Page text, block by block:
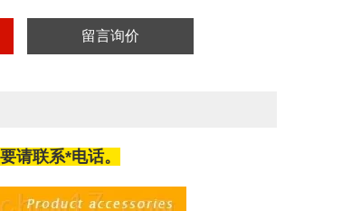
留言询价
请联系*电话。